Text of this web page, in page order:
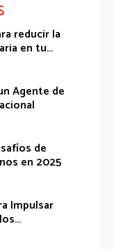
reducir la
en tu...
Agente de
de
en 2025
Impulsar